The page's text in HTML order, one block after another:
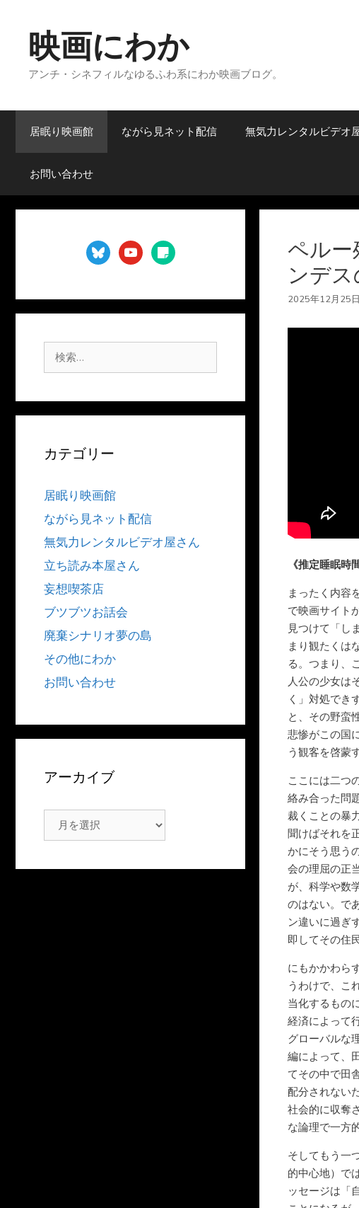
ス
映画にわか
アンチ・シネフィルなゆるふわ系にわか映画ブログ。
居眠り映画館 ながら見ネット配信 無気力レンタルビデオ
お問い合わせ
ペル
ンデ
2025年12月25日
《推定睡眠時
まったく内容
で映画サイト
見つけて「し
まり観たくは
る。つまり、
人公の少女は
く」対処でき
と、その野蛮
悲惨がこの国
う観客を啓蒙
ここには二つ
絡み合った問
裁くことの暴
聞けばそれを
かにそう思う
会の理屈の正
が、科学や数
のはない。で
ン違いに過ぎ
即してその住
にもかかわら
うわけで、こ
当化するもの
経済によって
グローバルな
編によって、
てその中で田
配分されない
社会的に収奪
な論理で一方
そしてもう一
的中心地）で
ッセージは「
blueskyyoutubesticky-
note
索:
カテゴリー
居眠り映画館
ながら見ネット配信
無気力レンタルビデオ屋さん
立ち読み本屋さん
妄想喫茶店
ブツブツお話会
廃棄シナリオ夢の島
その他にわか
お問い合わせ
アーカイブ
ー